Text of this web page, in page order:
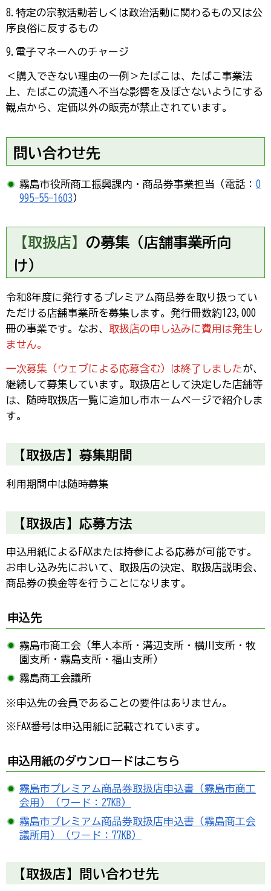
8.特定の宗教活動若しくは政治活動に関わるもの又は公
序良俗に反するもの
9.電子マネーへのチャージ
＜購入できない理由の一例＞たばこは、たばこ事業法
上、たばこの流通へ不当な影響を及ぼさないようにする
観点から、定価以外の販売が禁止されています。
問い合わせ先
霧島市役所商工振興課内・商品券事業担当（電話： 0
995-55-1603 ）
【取扱店】 の募集 （店舗事業所向
け）
令和8年度に発行するプレミアム商品券を取り扱ってい
ただける店舗事業所を募集します。発行冊数約123,000
冊の事業です。なお、 取扱店の申し込みに費用は発生し
ません。
一次募集（ウェブによる応募含む）は終了しましたが、
継続して募集しています。取扱店として決定した店舗等
は、随時取扱店一覧に追加し市ホームページで紹介しま
す。
【取扱店】募集期間
利用期間中は随時募集
【取扱店】応募方法
申込用紙によるFAXまたは持参による応募が可能です。
お申し込み先において、取扱店の決定、取扱店説明会、
商品券の換金等を行うことになります。
申込先
霧島市商工会（隼人本所・溝辺支所・横川支所・牧
園支所・霧島支所・福山支所）
霧島商工会議所
※申込先の会員であることの要件はありません。
※FAX番号は申込用紙に記載されています。
申込用紙のダウンロードはこちら
霧島市プレミアム商品券取扱店申込書（霧島市商工
会用）（ワード：27KB）
霧島市プレミアム商品券取扱店申込書（霧島商工会
議所用）（ワード：77KB）
【取扱店】問い合わせ先